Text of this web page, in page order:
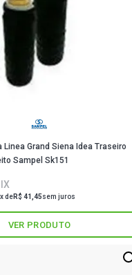
Linea Grand Siena Idea Traseiro
Sampel Sk151
deR$ 41,45sem juros
VER PRODUTO
1